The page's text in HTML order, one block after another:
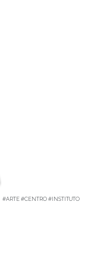
#ARTE #CENTRO #INSTITUTO